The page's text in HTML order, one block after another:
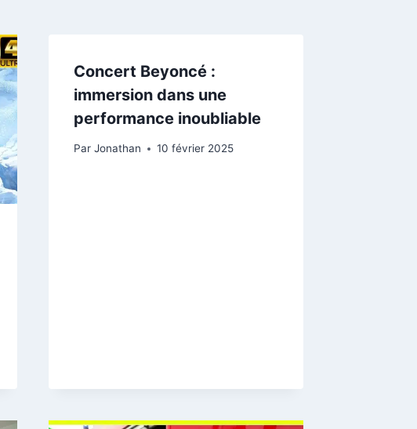
Concert Beyoncé :
immersion dans une
performance inoubliable
Par Jonathan 10 février 2025